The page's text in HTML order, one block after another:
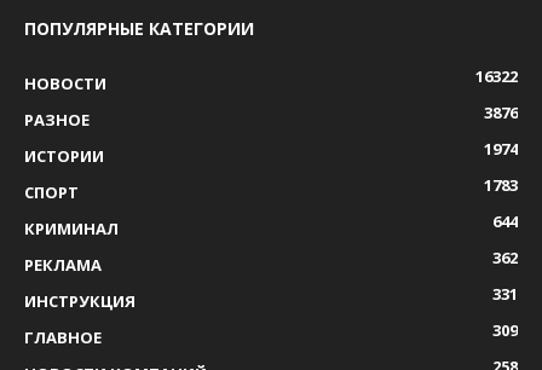
ПОПУЛЯРНЫЕ КАТЕГОРИИ
НОВОСТИ
16322
РАЗНОЕ
3876
ИСТОРИИ
1974
СПОРТ
1783
КРИМИНАЛ
644
РЕКЛАМА
362
ИНСТРУКЦИЯ
331
ГЛАВНОЕ
309